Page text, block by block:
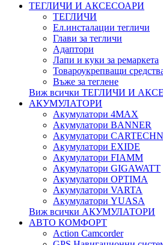
ТЕГЛИЧИ И АКСЕСОАРИ
ТЕГЛИЧИ
Eл.инсталации тегличи
Глави за тегличи
Адаптори
Лапи и куки за ремаркета
Товароукрепващи
Въже за теглене
Виж всички ТЕГЛИЧИ И
АКУМУЛАТОРИ
Акумулатори 4MAX
Акумулатори BANNER
Акумулатори
Акумулатори EXIDE
Акумулатори FIAMM
Акумулатори GIGAWATT
Акумулатори OPTIMA
Акумулатори VARTA
Акумулатори YUASA
Виж всички АКУМУЛАТОРИ
АВТО КОМФОРТ
Action Camcorder